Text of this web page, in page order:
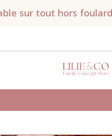
sur tout hors